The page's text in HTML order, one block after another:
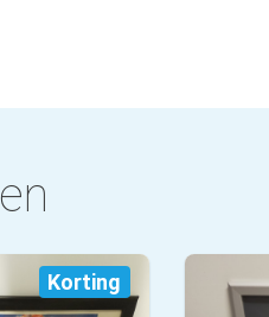
Korting